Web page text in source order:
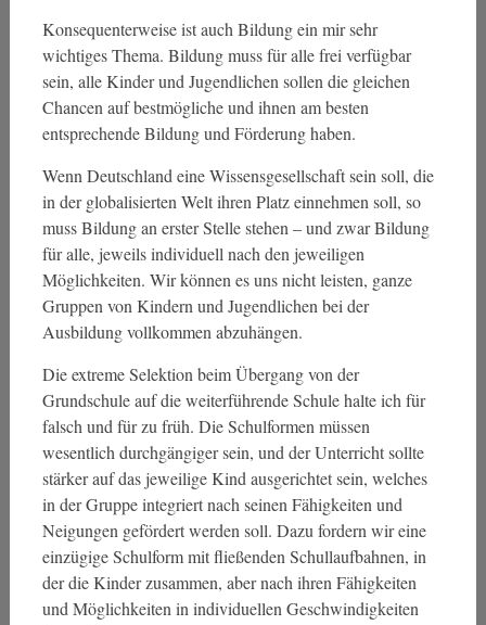
Konsequenterweise ist auch Bildung ein mir sehr
wichtiges Thema. Bildung muss für alle frei verfügbar
sein, alle Kinder und Jugendlichen sollen die gleichen
Chancen auf bestmögliche und ihnen am besten
entsprechende Bildung und Förderung haben.
Wenn Deutschland eine Wissensgesellschaft sein soll, die
in der globalisierten Welt ihren Platz einnehmen soll, so
muss Bildung an erster Stelle stehen – und zwar Bildung
für alle, jeweils individuell nach den jeweiligen
Möglichkeiten. Wir können es uns nicht leisten, ganze
Gruppen von Kindern und Jugendlichen bei der
Ausbildung vollkommen abzuhängen.
Die extreme Selektion beim Übergang von der
Grundschule auf die weiterführende Schule halte ich für
falsch und für zu früh. Die Schulformen müssen
wesentlich durchgängiger sein, und der Unterricht sollte
stärker auf das jeweilige Kind ausgerichtet sein, welches
in der Gruppe integriert nach seinen Fähigkeiten und
Neigungen gefördert werden soll. Dazu fordern wir eine
einzügige Schulform mit fließenden Schullaufbahnen, in
der die Kinder zusammen, aber nach ihren Fähigkeiten
und Möglichkeiten in individuellen Geschwindigkeiten